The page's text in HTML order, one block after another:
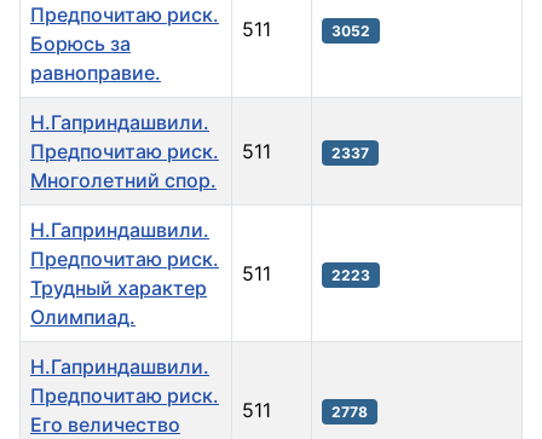
Предпочитаю риск.
Борюсь за
равноправие.
511 3052
Н.Гаприндашвили.
Предпочитаю риск.
Многолетний спор.
511 2337
Н.Гаприндашвили.
Предпочитаю риск.
Трудный характер
Олимпиад.
511 2223
Н.Гаприндашвили.
Предпочитаю риск.
Его величество
511 2778